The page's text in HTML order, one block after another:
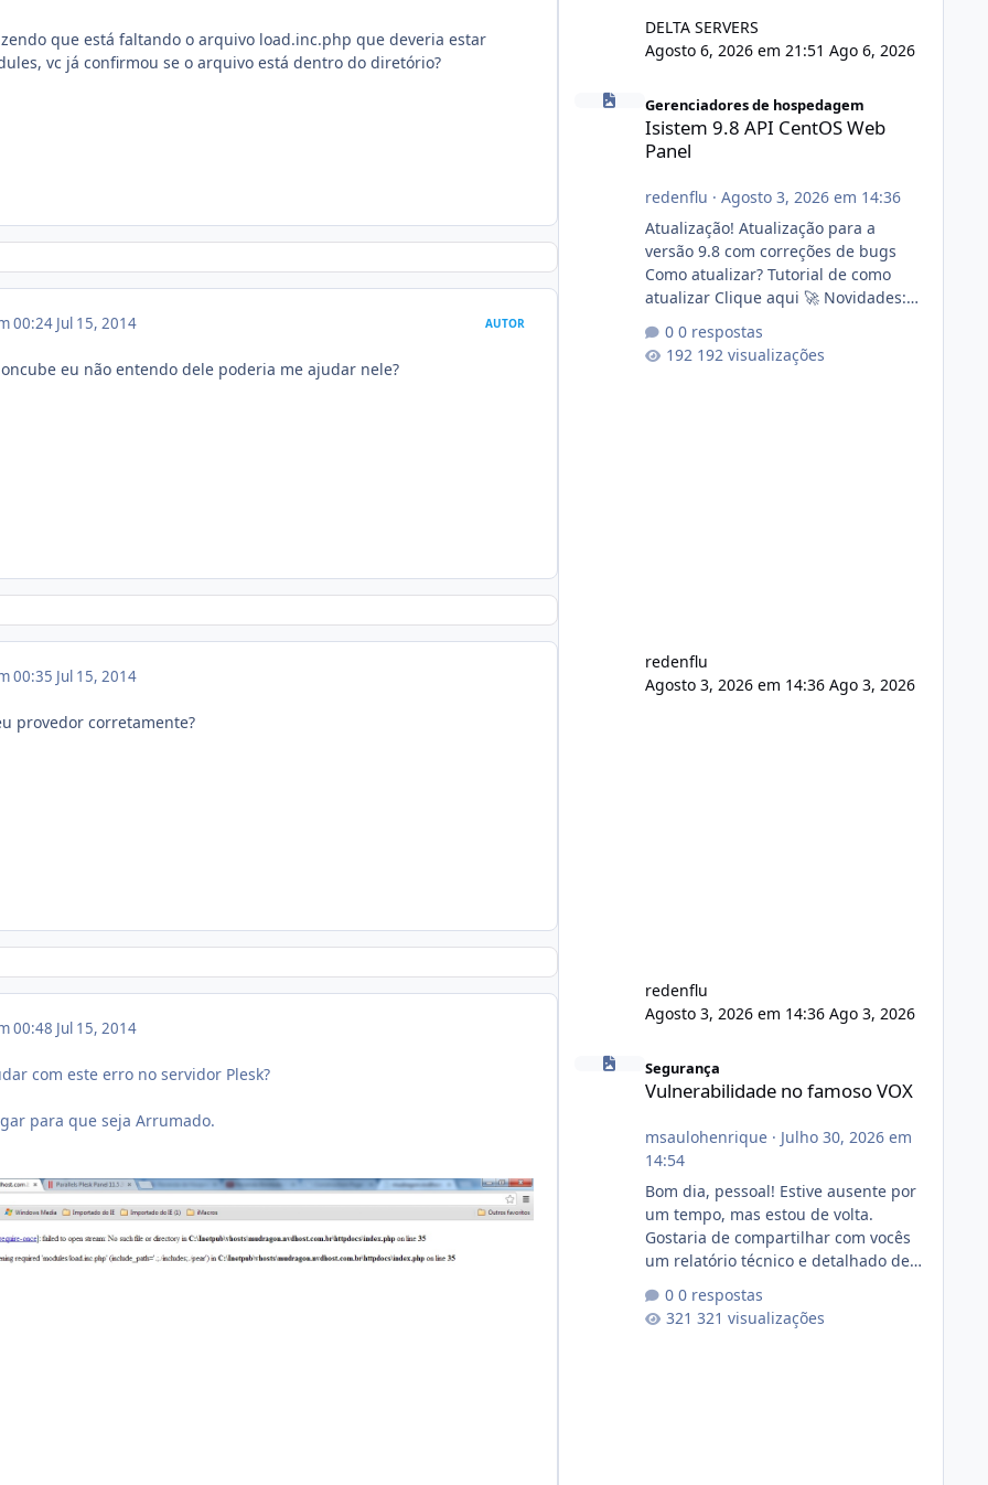
que está faltando o arquivo load.inc.php que deveria estar
vc já confirmou se o arquivo está dentro do diretório?
00:24 Jul 15, 2014 AUTOR
eu não entendo dele poderia me ajudar nele?
00:35 Jul 15, 2014
provedor corretamente?
00:48 Jul 15, 2014
com este erro no servidor Plesk?
para que seja Arrumado.
DELTA SERVERS
Agosto 6, 2026 em 21:51 Ago 6, 2026
Isistem 9.8 API CentOS Web Panel
Gerenciadores de hospedagem
Isistem 9.8 API CentOS Web
Panel
redenflu · Agosto 3, 2026 em 14:36
Atualização! Atualização para a
versão 9.8 com correções de bugs
Como atualizar? Tutorial de como
atualizar Clique aqui 🚀 Novidades:
publico para consulta de sub.dominio
autorizado a usasr o isistem:
0 respostas
192 visualizações
redenflu
Agosto 3, 2026 em 14:36 Ago 3, 2026
redenflu
Agosto 3, 2026 em 14:36 Ago 3, 2026
Vulnerabilidade no famoso VOX
Segurança
Vulnerabilidade no famoso VOX
msaulohenrique· Julho 30, 2026 em
14:54
Bom dia, pessoal! Estive ausente por
um tempo, mas estou de volta.
Gostaria de compartilhar com vocês
um relatório técnico e detalhado de
conformidade referente
ao VOXPANEL (versão atualmente em
0 respostas
321 visualizações